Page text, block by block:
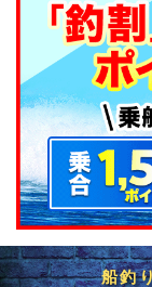
船釣